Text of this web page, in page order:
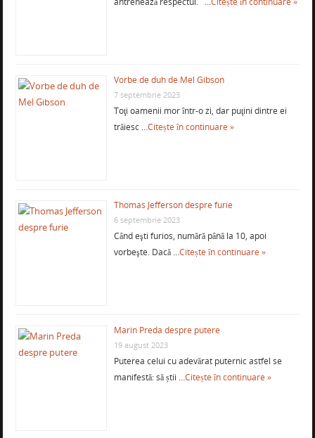
Vorbe de duh de Mel Gibson
7 septembrie 2023
Toţi oamenii mor într-o zi, dar puţini dintre ei
trăiesc …Citește în continuare »
Thomas Jefferson despre furie
6 septembrie 2023
Când eşti furios, numără până la 10, apoi
vorbeşte. Dacă …Citește în continuare »
Marin Preda despre putere
19 august 2023
Puterea celui cu adevărat puternic astfel se
manifestă: să știi …Citește în continuare »